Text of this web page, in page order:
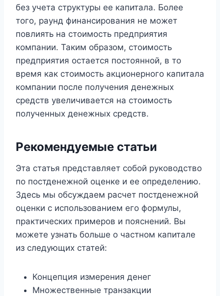
без учета структуры ее капитала. Более
того, раунд финансирования не может
повлиять на стоимость предприятия
компании. Таким образом, стоимость
предприятия остается постоянной, в то
время как стоимость акционерного капитала
компании после получения денежных
средств увеличивается на стоимость
полученных денежных средств.
Рекомендуемые статьи
Эта статья представляет собой руководство
по постденежной оценке и ее определению.
Здесь мы обсуждаем расчет постденежной
оценки с использованием его формулы,
практических примеров и пояснений. Вы
можете узнать больше о частном капитале
из следующих статей:
Концепция измерения денег
Множественные транзакции